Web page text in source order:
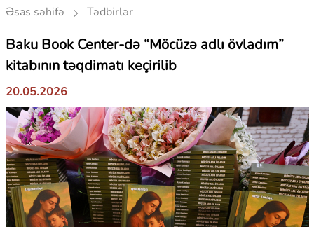
Əsas səhifə Tədbirlər
Baku Book Center-də “Möcüzə adlı övladım”
kitabının təqdimatı keçirilib
20.05.2026